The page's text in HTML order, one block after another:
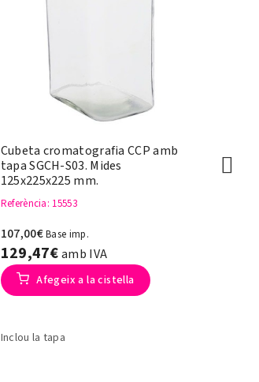
Cubeta cromatografia CCP amb
tapa SGCH-S03. Mides
125x225x225 mm.
Referència: 15553
107,00€Base imp.
129,47€amb IVA
Afegeix a la cistella
Inclou la tapa